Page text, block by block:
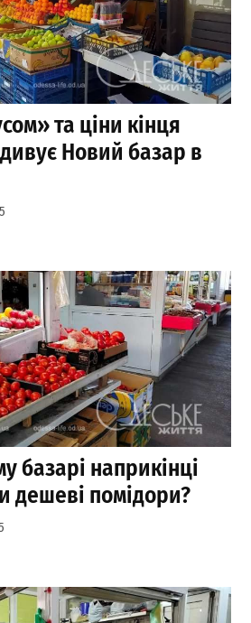
та ціни кінця
Новий базар в
базарі наприкінці
дешеві помідори?